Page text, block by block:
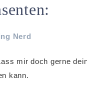
Nerd
mir doch gerne
kann.